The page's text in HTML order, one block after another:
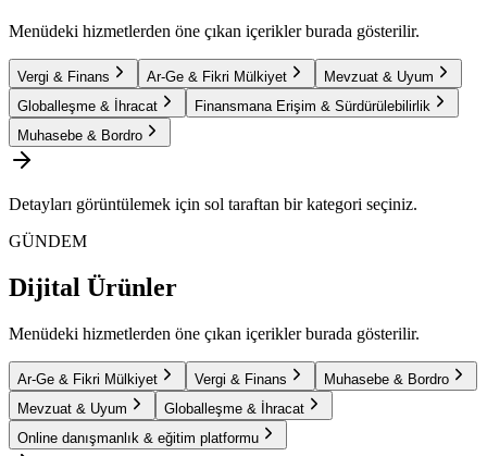
Menüdeki hizmetlerden öne çıkan içerikler burada gösterilir.
Vergi & Finans Ar-Ge & Fikri Mülkiyet
Mevzuat & Uyum
Globalleşme & İhracat
Finansmana Erişim & Sürdürülebilirlik
Muhasebe & Bordro
Detayları görüntülemek için sol taraftan bir kategori seçiniz.
GÜNDEM
Dijital Ürünler
Menüdeki hizmetlerden öne çıkan içerikler burada gösterilir.
Ar-Ge & Fikri Mülkiyet Vergi & Finans
Muhasebe & Bordro
Mevzuat & Uyum
Globalleşme & İhracat
Online danışmanlık & eğitim platformu